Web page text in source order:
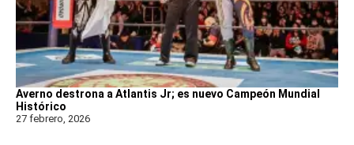
Averno destrona a Atlantis Jr; es nuevo Campeón Mundial
Histórico
27 febrero, 2026